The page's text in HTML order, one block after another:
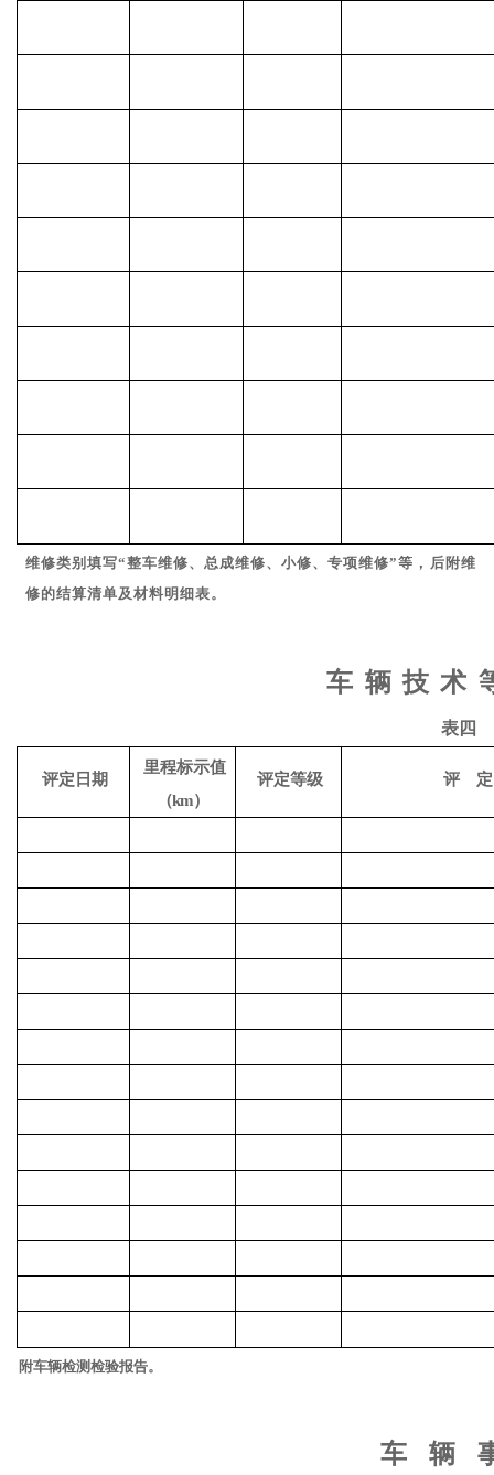
维修类别填写“整车维修、总成维修、小修、专项维修”等， 后附维
修的结算清单及材料明细表。
车 辆 技 术
表四
评定日期
里程标示值
（km）
评定等级 评 定
附车辆检测检验报告。
车 辆